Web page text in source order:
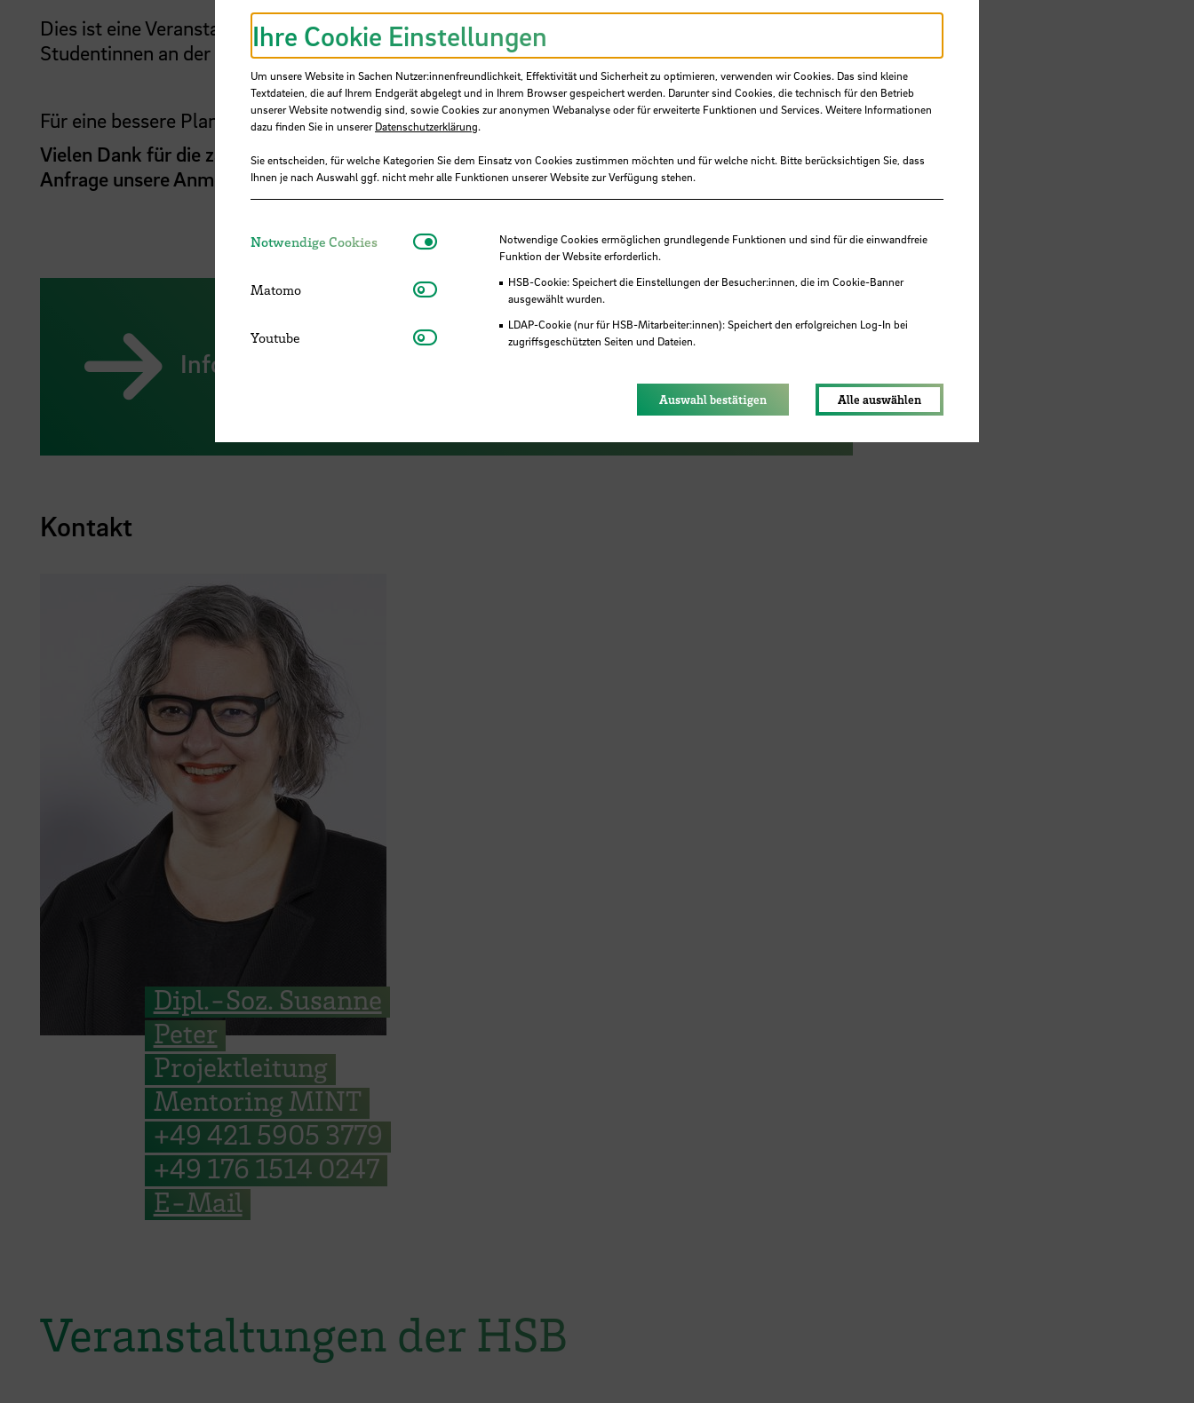
Dies ist eine Veranstaltung von "makeMINT", dem Mentoring-Programm für
Studentinnen an der
HSB. Wir vernetzenMINT-Studentinnen derHSBseit 2017!
Für eine bessere Planbarkeit ist eine Online-Anmeldung bis 14. November erforderlich.
Vielen Dank für die zahlreichen Anmeldungen:) - leider mussten wir aufgrund der großen
Anfrage unsere Anmeldung schließen (14.11., 16:05).
Informationen zu makeMINT
Kontakt
Dipl.-Soz. Susanne
Peter
Projektleitung
Mentoring MINT
+49 421 5905 3779
+49 176 1514 0247
E-Mail
Veranstaltungen der HSB
Ihre Cookie Einstellungen
Um unsere Website in Sachen Nutzer:innenfreundlichkeit, Effektivität und Sicherheit zu optimieren, verwenden wir Cookies. Das sind kleine
Textdateien, die auf Ihrem Endgerät abgelegt und in Ihrem Browser gespeichert werden. Darunter sind Cookies, die technisch für den Betrieb
unserer Website notwendig sind, sowie Cookies zur anonymen Webanalyse oder für erweiterte Funktionen und Services. Weitere Informationen
dazu finden Sie in unsererDatenschutzerklärung.
Sie entscheiden, für welche Kategorien Sie dem Einsatz von Cookies zustimmen möchten und für welche nicht. Bitte berücksichtigen Sie, dass
Ihnen je nach Auswahl ggf. nicht mehr alle Funktionen unserer Website zur Verfügung stehen.
Notwendige Cookies Notwendige CookiesNotwendige Cookies ermöglichen grundlegende Funktionen und sind für die einwandfreie
Funktion der Website erforderlich.
HSB-Cookie: Speichert die Einstellungen der Besucher:innen, die im Cookie-Banner
ausgewählt wurden.
LDAP-Cookie (nur für HSB-Mitarbeiter:innen): Speichert den erfolgreichen Log-In bei
zugriffsgeschützten Seiten und Dateien.
Matomo Matomo
Youtube Youtube
Auswahl bestätigen Alle auswählen